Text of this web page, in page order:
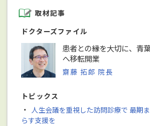
取材記事
ドクターズファイル
患者との縁を大切に、青
へ移転開業
齋藤 拓郎 院長
トピックス
・ 人生会議を重視した訪問診療で 最期
らす支援を